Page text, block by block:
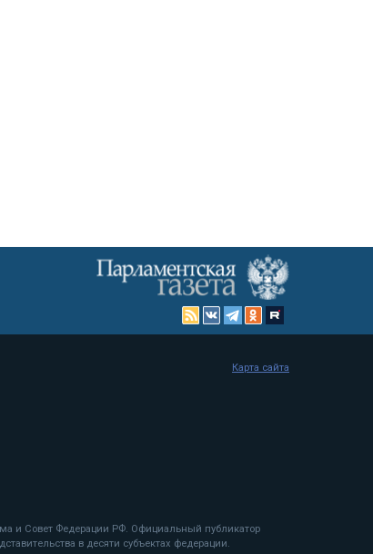
и Совет Федерации РФ. Официальный публикатор
в десяти субъектах федерации.
Карта сайта